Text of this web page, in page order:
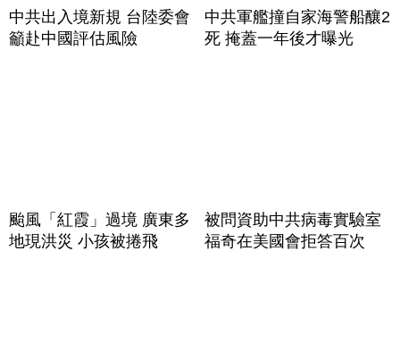
中共出入境新規 台陸委會
籲赴中國評估風險
中共軍艦撞自家海警船釀2
死 掩蓋一年後才曝光
颱風「紅霞」過境 廣東多
地現洪災 小孩被捲飛
被問資助中共病毒實驗室
福奇在美國會拒答百次